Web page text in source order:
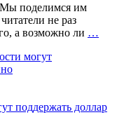
Мы поделимся им
не раз
а возможно ли …
поддержать доллар